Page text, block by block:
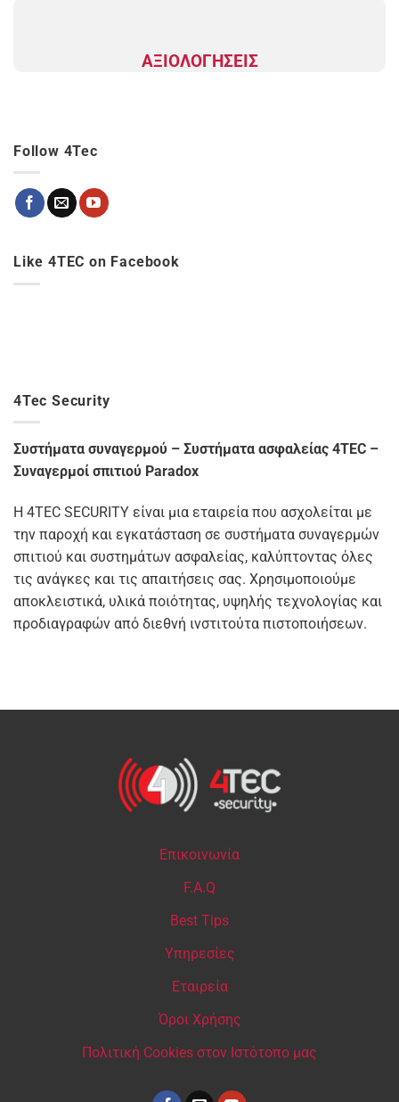
ΑΞΙΟΛΟΓΗΣΕΙΣ
Follow 4Tec
Like 4TEC on Facebook
4Tec Security
Συστήματα συναγερμού – Συστήματα ασφαλείας 4TEC –
Συναγερμοί σπιτιού Paradox
Η 4TEC SECURITY είναι μια εταιρεία που ασχολείται με
την παροχή και εγκατάσταση σε συστήματα συναγερμών
σπιτιού και συστημάτων ασφαλείας, καλύπτοντας όλες
τις ανάγκες και τις απαιτήσεις σας. Χρησιμοποιούμε
αποκλειστικά, υλικά ποιότητας, υψηλής τεχνολογίας και
προδιαγραφών από διεθνή ινστιτούτα πιστοποιήσεων.
Επικοινωνία
F.A.Q
Best Tips
Υπηρεσίες
Εταιρεία
Όροι Χρήσης
Πολιτική Cookies στον Ιστότοπο μας